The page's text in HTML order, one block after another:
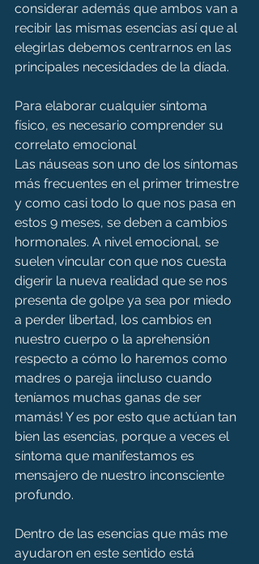
considerar además que ambos van a
recibir las mismas esencias así que al
elegirlas debemos centrarnos en las
principales necesidades de la díada.
Para elaborar cualquier síntoma
físico, es necesario comprender su
correlato emocional
Las náuseas son uno de los síntomas
más frecuentes en el primer trimestre
y como casi todo lo que nos pasa en
estos 9 meses, se deben a cambios
hormonales. A nivel emocional, se
suelen vincular con que nos cuesta
digerir la nueva realidad que se nos
presenta de golpe ya sea por miedo
a perder libertad, los cambios en
nuestro cuerpo o la aprehensión
respecto a cómo lo haremos como
madres o pareja ¡incluso cuando
teníamos muchas ganas de ser
mamás! Y es por esto que actúan tan
bien las esencias, porque a veces el
síntoma que manifestamos es
mensajero de nuestro inconsciente
profundo.
Dentro de las esencias que más me
ayudaron en este sentido está